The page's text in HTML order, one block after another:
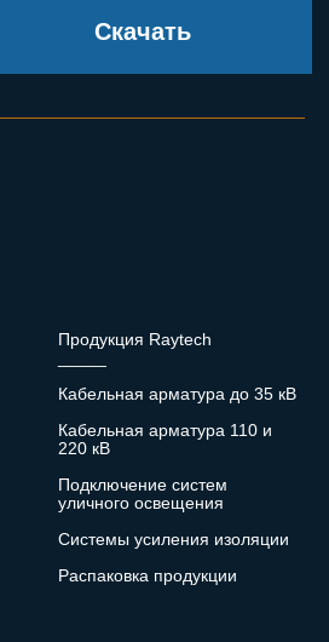
Продукция Raytech
Кабельная арматура до 35 кВ
Кабельная арматура 110 и
220 кВ
Подключение систем
уличного освещения
Системы усиления изоляции
Распаковка продукции